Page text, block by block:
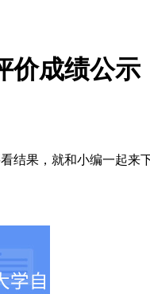
价成绩公示
果，就和小编一起来